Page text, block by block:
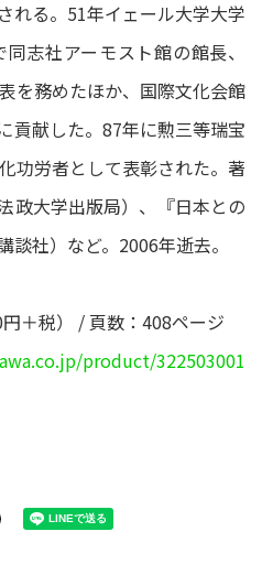
れる。51年イェール大学大学
志社アーモスト館の館長、
を務めたほか、国際文化会館
貢献した。87年に勲三等瑞宝
功労者として表彰された。著
政大学出版局）、『日本との
社）など。2006年逝去。
＋税） / 頁数：408ページ
product/322503001